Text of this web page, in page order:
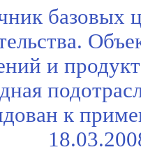
базовых
и
к